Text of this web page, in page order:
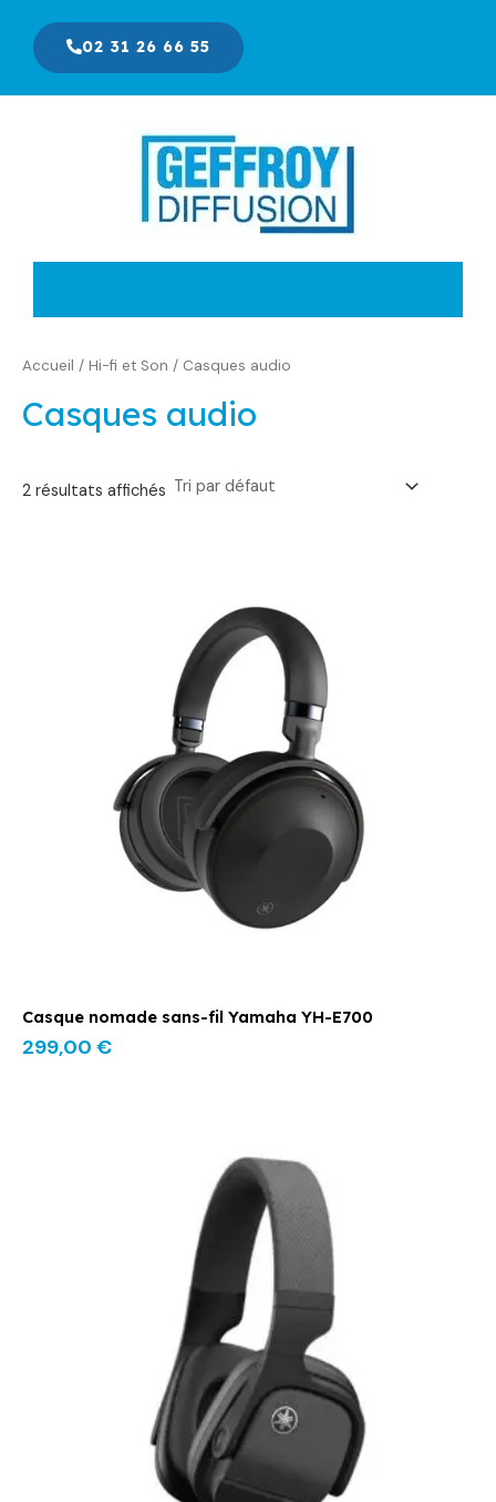
contenu
02 31 26 66 55
Accueil / Hi-fi et Son / Casques audio
Casques audio
2 résultats affichés
Casque nomade sans-fil Yamaha YH-E700
299,00 €